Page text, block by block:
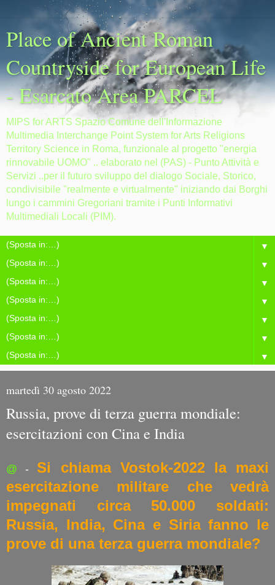
Place of Ancient Roman
Countryside for European Life
- Esarcato Area PARCEL
MIPS for ARTS Spazio Comune dell'Informazione
Multimedia Interchange Point System for Arts Religions
Territory Science in Roma, funzionale al progetto "energia
rinnovabile UOMO" .. elaborato nel (PAS) - Punto Attività e
Servizi ..per il futuro sviluppo del dialogo Sociale, Storico,
condivisibile "realmente e virtualmente" iniziando dai Borghi
lungo i cammini Gregoriani tramite i Punti Informativi
Multimediali Locali (PIM).
▼
▼
▼
▼
▼
▼
▼
martedì 30 agosto 2022
Russia, prove di terza guerra mondiale:
esercitazioni con Cina e India
@ - Si chiama Vostok-2022 la maxi
esercitazione militare che vedrà
impegnati circa 50.000 soldati:
Russia, India, Cina e Siria fanno le
prove di una terza guerra mondiale?